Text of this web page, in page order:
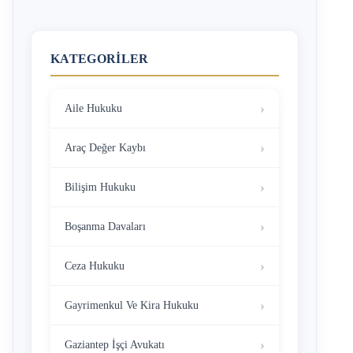
KATEGORILER
Aile Hukuku
Araç Değer Kaybı
Bilişim Hukuku
Boşanma Davaları
Ceza Hukuku
Gayrimenkul Ve Kira Hukuku
Gaziantep İşçi Avukatı